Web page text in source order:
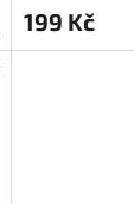
199 Kč